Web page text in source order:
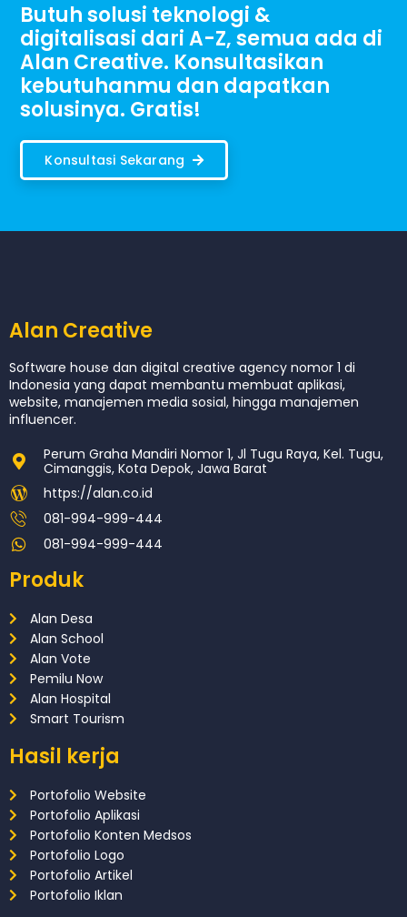
Butuh solusi teknologi &
digitalisasi dari A-Z, semua ada di
Alan Creative. Konsultasikan
kebutuhanmu dan dapatkan
solusinya. Gratis!
Konsultasi Sekarang
Alan Creative
Software house dan digital creative agency nomor 1 di
Indonesia yang dapat membantu membuat aplikasi,
website, manajemen media sosial, hingga manajemen
influencer.
Perum Graha Mandiri Nomor 1, Jl Tugu Raya, Kel. Tugu,
Cimanggis, Kota Depok, Jawa Barat
https://alan.co.id
081-994-999-444
081-994-999-444
Produk
Alan Desa
Alan School
Alan Vote
Pemilu Now
Alan Hospital
Smart Tourism
Hasil kerja
Portofolio Website
Portofolio Aplikasi
Portofolio Konten Medsos
Portofolio Logo
Portofolio Artikel
Portofolio Iklan